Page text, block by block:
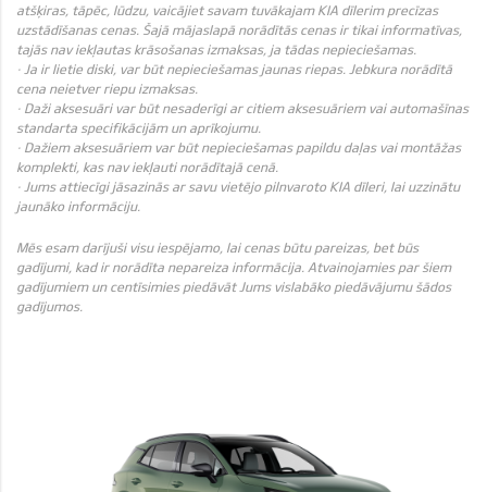
atšķiras, tāpēc, lūdzu, vaicājiet savam tuvākajam KIA dīlerim precīzas
uzstādīšanas cenas. Šajā mājaslapā norādītās cenas ir tikai informatīvas,
tajās nav iekļautas krāsošanas izmaksas, ja tādas nepieciešamas.
· Ja ir lietie diski, var būt nepieciešamas jaunas riepas. Jebkura norādītā
cena neietver riepu izmaksas.
· Daži aksesuāri var būt nesaderīgi ar citiem aksesuāriem vai automašīnas
standarta specifikācijām un aprīkojumu.
· Dažiem aksesuāriem var būt nepieciešamas papildu daļas vai montāžas
komplekti, kas nav iekļauti norādītajā cenā.
· Jums attiecīgi jāsazinās ar savu vietējo pilnvaroto KIA dīleri, lai uzzinātu
jaunāko informāciju.
Mēs esam darījuši visu iespējamo, lai cenas būtu pareizas, bet būs
gadījumi, kad ir norādīta nepareiza informācija. Atvainojamies par šiem
gadījumiem un centīsimies piedāvāt Jums vislabāko piedāvājumu šādos
gadījumos.